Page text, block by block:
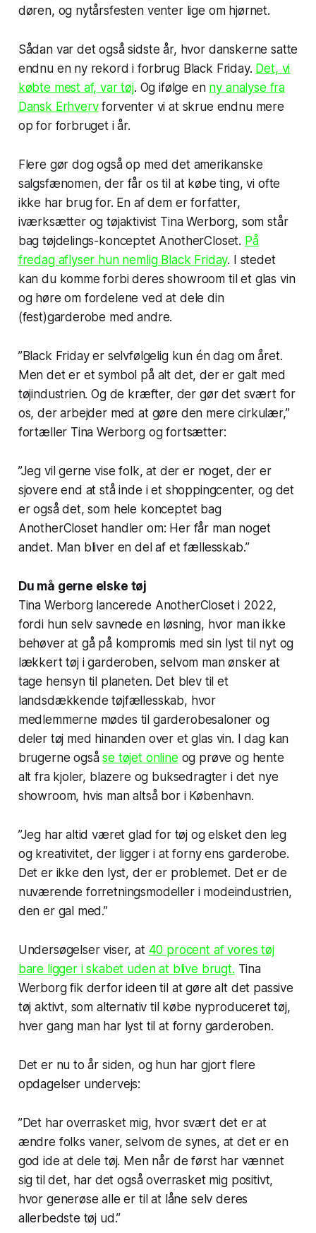
døren, og nytårsfesten venter lige om hjørnet.
Sådan var det også sidste år, hvor danskerne satte
endnu en ny rekord i forbrug Black Friday. Det, vi
købte mest af, var tøj. Og ifølge en ny analyse fra
Dansk Erhvervforventer vi at skrue endnu mere
op for forbruget i år.
Flere gør dog også op med det amerikanske
salgsfænomen, der får os til at købe ting, vi ofte
ikke har brug for. En af dem er forfatter,
iværksætter og tøjaktivist Tina Werborg, som står
bag tøjdelings-konceptet AnotherCloset. På
fredag aflyser hun nemlig Black Friday. I stedet
kan du komme forbi deres showroom til et glas vin
og høre om fordelene ved at dele din
(fest)garderobe med andre.
”Black Friday er selvfølgelig kun én dag om året.
Men det er et symbol på alt det, der er galt med
tøjindustrien. Og de kræfter, der gør det svært for
os, der arbejder med at gøre den mere cirkulær,”
fortæller Tina Werborg og fortsætter:
”Jeg vil gerne vise folk, at der er noget, der er
sjovere end at stå inde i et shoppingcenter, og det
er også det, som hele konceptet bag
AnotherCloset handler om: Her får man noget
andet. Man bliver en del af et fællesskab.”
Du må gerne elske tøj
Tina Werborg lancerede AnotherCloset i 2022,
fordi hun selv savnede en løsning, hvor man ikke
behøver at gå på kompromis med sin lyst til nyt og
lækkert tøj i garderoben, selvom man ønsker at
tage hensyn til planeten. Det blev til et
landsdækkende tøjfællesskab, hvor
medlemmerne mødes til garderobesaloner og
deler tøj med hinanden over et glas vin. I dag kan
brugerne ogsåse tøjet online og prøve og hente
alt fra kjoler, blazere og buksedragter i det nye
showroom, hvis man altså bor i København.
”Jeg har altid været glad for tøj og elsket den leg
og kreativitet, der ligger i at forny ens garderobe.
Det er ikke den lyst, der er problemet. Det er de
nuværende forretningsmodeller i modeindustrien,
den er gal med.”
Undersøgelser viser, at 40 procent af vores tøj
bare ligger i skabet uden at blive brugt. Tina
Werborg fik derfor ideen til at gøre alt det passive
tøj aktivt, som alternativ til købe nyproduceret tøj,
hver gang man har lyst til at forny garderoben.
Det er nu to år siden, og hun har gjort flere
opdagelser undervejs:
”Det har overrasket mig, hvor svært det er at
ændre folks vaner, selvom de synes, at det er en
god ide at dele tøj. Men når de først har vænnet
sig til det, har det også overrasket mig positivt,
hvor generøse alle er til at låne selv deres
allerbedste tøj ud.”